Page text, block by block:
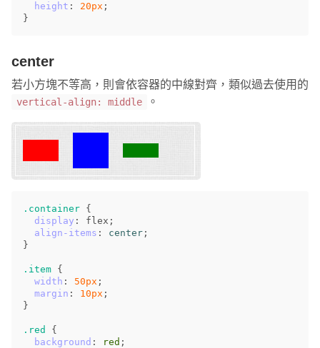
height : 20px ;
}
center
若小方塊不等高，則會依容器的中線對齊，類似過去使用的
vertical-align: middle 。
.container {
display : flex ;
align-items : center ;
}
.item {
width : 50px ;
margin : 10px ;
}
.red
{
background : red ;